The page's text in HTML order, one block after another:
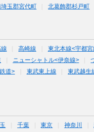
埼玉郡宮代町 北葛飾郡杉戸町
線 高崎線 東北本線<宇都宮
ニューシャトル<伊奈線>
道> 東武東上線 東武越生
千葉 東京 神奈川